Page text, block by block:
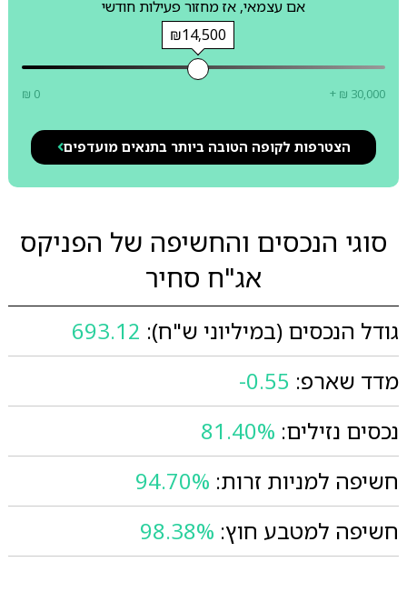
אם עצמאי, אז מחזור פעילות חודשי
₪14,500
₪ 0 + ₪ 30,000
הצטרפות לקופה הטובה ביותר בתנאים מועדפים
סוגי הנכסים והחשיפה של הפניקס
אג"ח סחיר
גודל הנכסים (במיליוני ש"ח): 693.12
מדד שארפ: -0.55
נכסים נזילים: 81.40%
חשיפה למניות זרות: 94.70%
חשיפה למטבע חוץ: 98.38%